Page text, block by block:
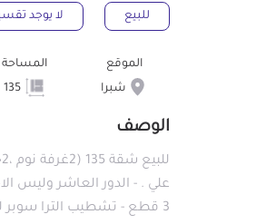
للبيع لا يوجد
الموقع
شبرا
المساحة
135
الوصف
علي . - الدور العاشر وليس